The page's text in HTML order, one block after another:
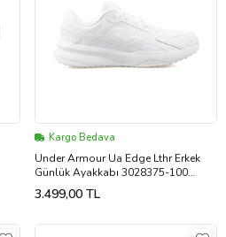
Kargo Bedava
Under Armour Ua Edge Lthr Erkek
Günlük Ayakkabı 3028375-100
Beyaz
3.499,00 TL